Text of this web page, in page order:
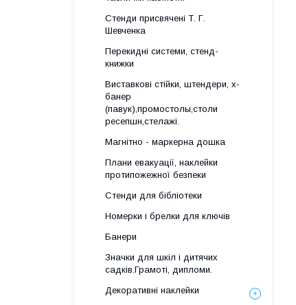
Стенди присвячені Т. Г.
Шевченка
Перекидні системи, стенд-
книжки
Виставкові стійки, штендери, х-
банер
(павук),промостолы,столи
ресепшн,стелажі.
Магнітно - маркерна дошка
Плани евакуації, наклейки
протипожежної безпеки
Стенди для бібліотеки
Номерки і брелки для ключів
Банери
Значки для шкіл і дитячих
садків.Грамоті, дипломи.
Декоративні наклейки